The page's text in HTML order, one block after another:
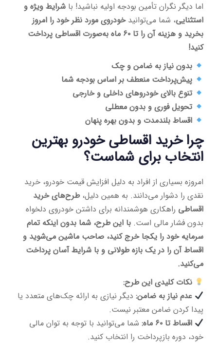
اما دیگر نگران تأمین بودجه اولیه نباشید! با شرایط ویژه و
استثنایی، شما می‌توانیدخودروی مورد نظر خود را امروز
بخرید و هزینه آن را تا ۶۰ ماه به‌صورت اقساطی پرداخت
کنید!
بدون نیاز به ضامن و چک
پیش‌پرداخت منعطف بر اساس بودجه شما
تنوع بالای خودروهای داخلی و خارجی
تحویل فوری و بدون معطلی
اقساط بلندمدت و بدون بهره پنهان
چرا خرید اقساطی خودرو بهترین
انتخاب برای شماست؟
امروزه بسیاری از افراد به دلیل افزایش قیمت خودرو، خرید
نقدی را دشوار می‌دانند. به همین دلیل،طرح‌های خرید
اقساطی راهکاری هوشمندانه برای داشتن خودروی دلخواه
بدون فشار مالی است. با این طرح، شما بدون اینکه تمام
سرمایه خود را یکجا خرج کنید، صاحب ماشین می‌شوید و
اقساط آن را در یک بازه طولانی و با شرایط آسان پرداخت
می‌کنید.
نکات کلیدی این طرح:
عدم نیاز به ضامن: دیگر نیازی به ارائه چک‌های متعدد یا
پیدا کردن ضامن معتبر نیست.
اقساط تا ۶۰ ماه:
شما می‌توانید با توجه به توان مالی
خود، دوره بازپرداخت را انتخاب کنید.